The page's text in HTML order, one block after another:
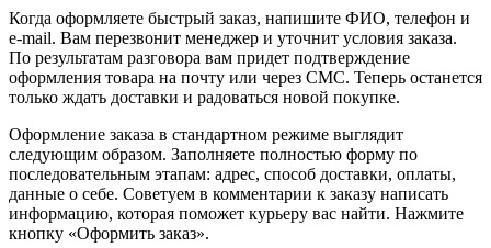
Когда оформляете быстрый заказ, напишите ФИО, телефон и
e-mail. Вам перезвонит менеджер и уточнит условия заказа.
По результатам разговора вам придет подтверждение
оформления товара на почту или через СМС. Теперь останется
только ждать доставки и радоваться новой покупке.
Оформление заказа в стандартном режиме выглядит
следующим образом. Заполняете полностью форму по
последовательным этапам: адрес, способ доставки, оплаты,
данные о себе. Советуем в комментарии к заказу написать
информацию, которая поможет курьеру вас найти. Нажмите
кнопку «Оформить заказ».